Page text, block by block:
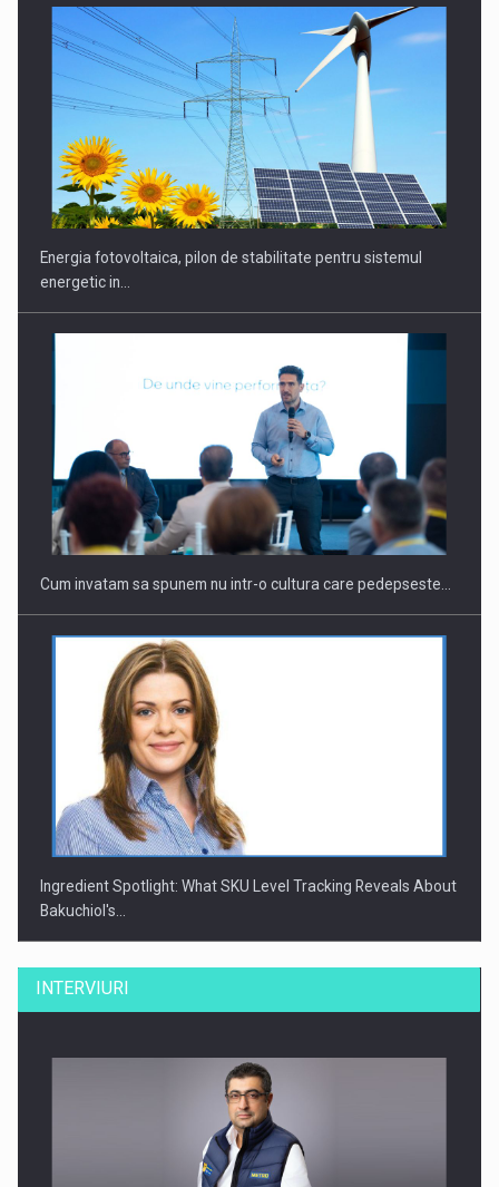
CEO Conference - Shaping The Future - Technology and…
Webinar - Business Evolution-RETHINK STRATEGY-Finantare
Investitii Digitalizare
Energia fotovoltaica, pilon de stabilitate pentru sistemul
energetic in…
Cum invatam sa spunem nu intr-o cultura care pedepseste…
Ingredient Spotlight: What SKU Level Tracking Reveals About
Bakuchiol's…
INTERVIURI